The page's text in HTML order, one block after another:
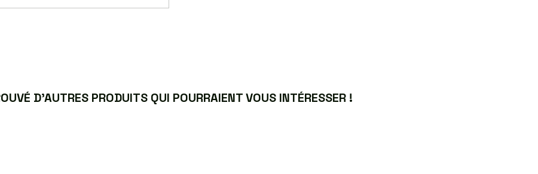
D’AUTRES PRODUITS QUI POURRAIENT VOUS INTÉRESSER !